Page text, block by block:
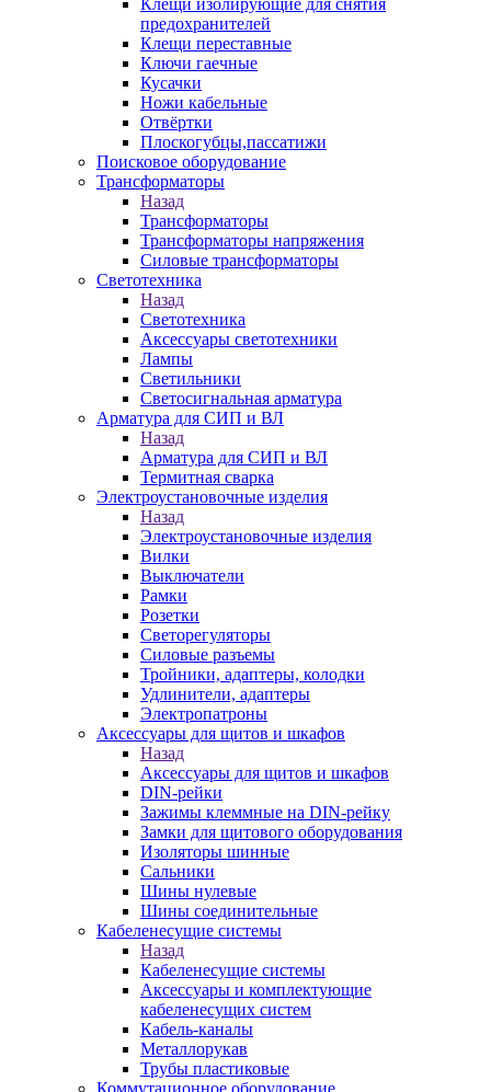
Клещи изолирующие для снятия
предохранителей
Клещи переставные
Ключи гаечные
Кусачки
Ножи кабельные
Отвёртки
Плоскогубцы,пассатижи
Поисковое оборудование
Трансформаторы
Назад
Трансформаторы
Трансформаторы напряжения
Силовые трансформаторы
Светотехника
Назад
Светотехника
Аксессуары светотехники
Лампы
Светильники
Светосигнальная арматура
Арматура для СИП и ВЛ
Назад
Арматура для СИП и ВЛ
Термитная сварка
Электроустановочные изделия
Назад
Электроустановочные изделия
Вилки
Выключатели
Рамки
Розетки
Светорегуляторы
Силовые разъемы
Тройники, адаптеры, колодки
Удлинители, адаптеры
Электропатроны
Аксессуары для щитов и шкафов
Назад
Аксессуары для щитов и шкафов
DIN-рейки
Зажимы клеммные на DIN-рейку
Замки для щитового оборудования
Изоляторы шинные
Сальники
Шины нулевые
Шины соединительные
Кабеленесущие системы
Назад
Кабеленесущие системы
Аксессуары и комплектующие
кабеленесущих систем
Кабель-каналы
Металлорукав
Трубы пластиковые
Коммутационное оборудование